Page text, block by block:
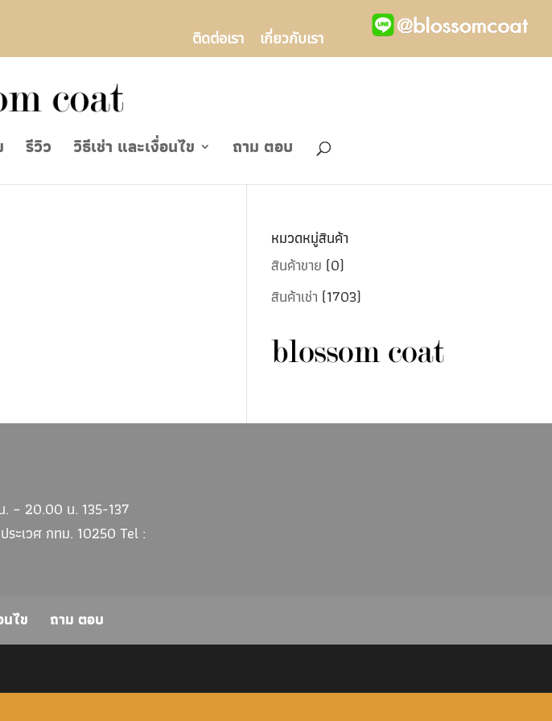
ติดต่อเรา
เกี่ยวกับเรา
รีวิว วิธีเช่า และเงื่อนไข ถาม ตอบ
หมวดหมู่สินค้า
สินค้าขาย (0)
สินค้าเช่า (1703)
. – 20.00 น. 135-137
ะเวศ กทม. 10250 Tel :
นไข ถาม ตอบ